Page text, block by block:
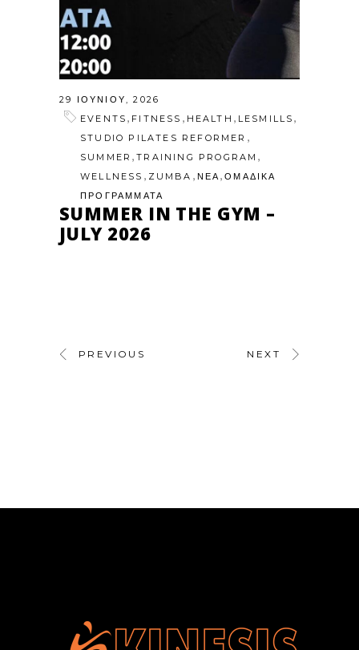
29 ΙΟΥΝΊΟΥ, 2026
EVENTS , FITNESS , HEALTH , LESMILLS ,
STUDIO PILATES REFORMER ,
SUMMER ,TRAINING PROGRAM ,
WELLNESS , ZUMBA , ΝΕΑ,ΟΜΑΔΙΚΑ
ΠΡΟΓΡΑΜΜΑΤΑ
SUMMER IN THE GYM –
JULY 2026
PREVIOUS NEXT